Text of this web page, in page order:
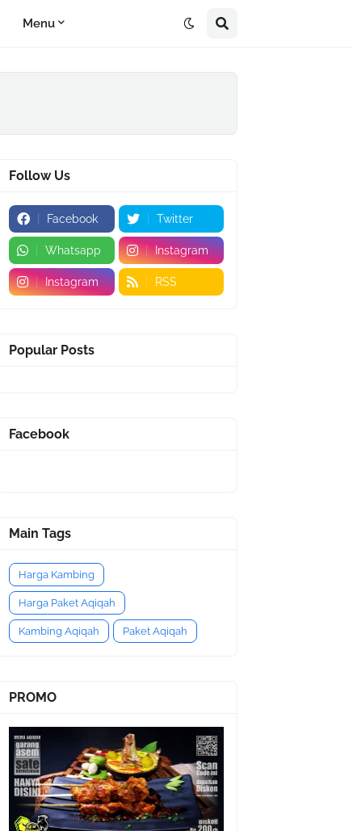
Menu
Follow Us
Facebook Twitter
Whatsapp Instagram
Instagram RSS
Popular Posts
Facebook
Main Tags
Harga Kambing
Harga Paket Aqiqah
Kambing Aqiqah Paket Aqiqah
PROMO